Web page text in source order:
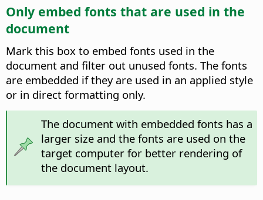
Only embed fonts that are used in the
document
Mark this box to embed fonts used in the
document and filter out unused fonts. The fonts
are embedded if they are used in an applied style
or in direct formatting only.
The document with embedded fonts has a
larger size and the fonts are used on the
target computer for better rendering of
the document layout.